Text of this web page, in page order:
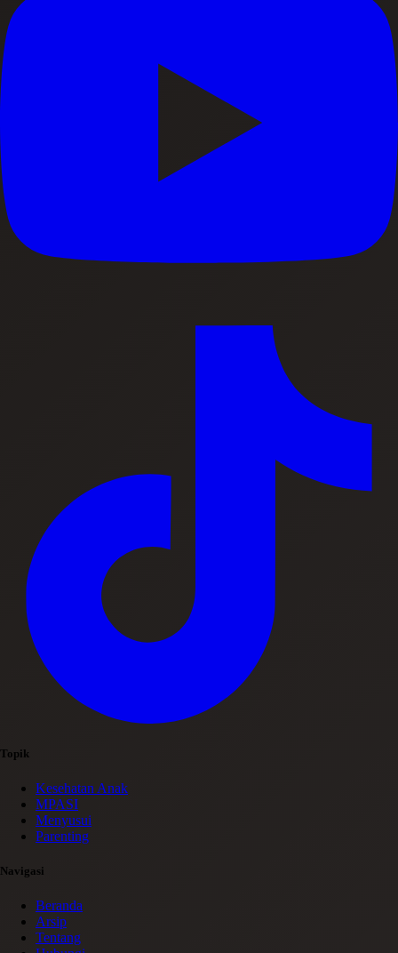
Topik
Kesehatan Anak
MPASI
Menyusui
Parenting
Navigasi
Beranda
Arsip
Tentang